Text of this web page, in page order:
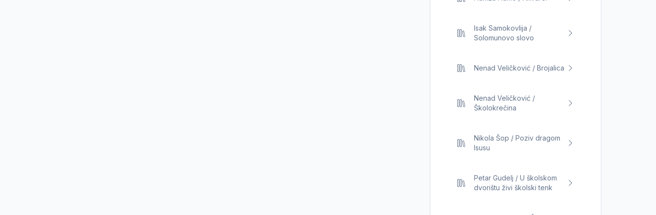
Isak Samokovlija /
Solomunovo slovo
Nenad Veličković / Brojalica
Nenad Veličković /
Školokrečina
Nikola Šop / Poziv dragom
Isusu
Petar Gudelj / U školskom
dvorištu živi školski tenk